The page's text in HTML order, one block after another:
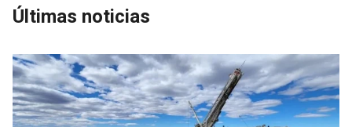
Últimas noticias